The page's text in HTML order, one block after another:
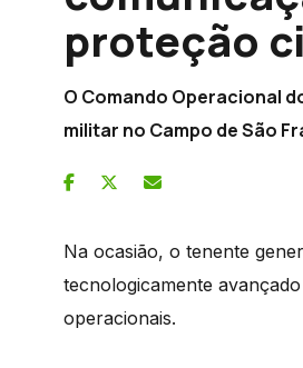
proteção
O Comando Operacional
militar no Campo de São
Na ocasião, o tenente
tecnologicamente
operacionais.